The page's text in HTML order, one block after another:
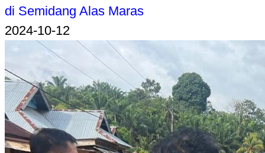
di Semidang Alas Maras
2024-10-12